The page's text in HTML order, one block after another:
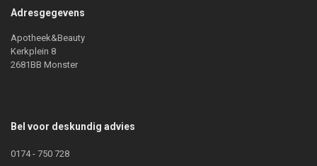
Adresgegevens
Apotheek&Beauty
Kerkplein 8
2681BB Monster
Bel voor deskundig advies
0174 - 750 728